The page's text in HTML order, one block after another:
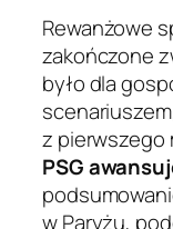
Rewanżowe
zakończone
było dla
z pierwszego
PSG
w Paryżu,